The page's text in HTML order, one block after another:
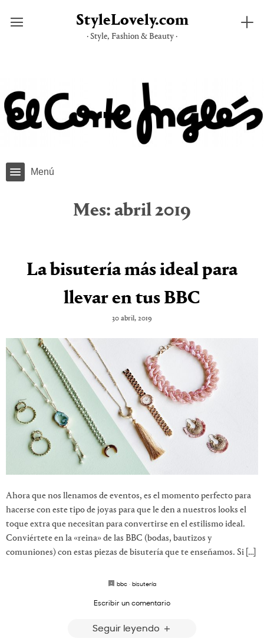
contenido
StyleLovely.com
· Style, Fashion & Beauty ·
Menú
Mes: abril 2019
La bisutería más ideal para
llevar en tus BBC
30 abril, 2019
Ahora que nos llenamos de eventos, es el momento perfecto para
hacerse con este tipo de joyas para que le den a nuestros looks el
toque extra que necesitan para convertirse en el estilismo ideal.
Conviértete en la «reina» de las BBC (bodas, bautizos y
comuniones) con estas piezas de bisutería que te enseñamos. Si […]
bbc · bisutería
Escribir un comentario
Seguir leyendo